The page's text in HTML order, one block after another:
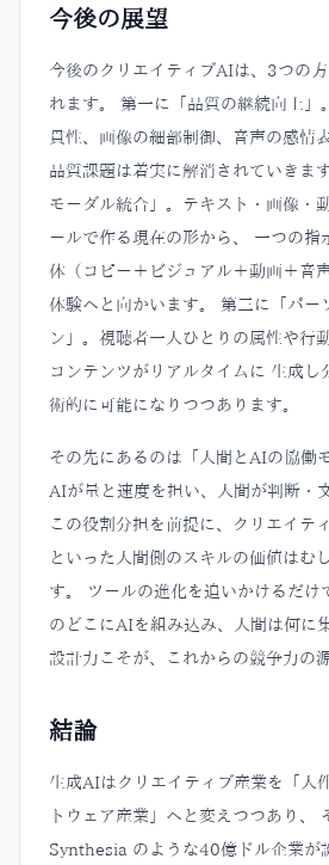
今後の展望
今後のクリエイティブAIは、3つの
れます。 第一に「品質の継続向上」
貫性、画像の細部制御、音声の感情
品質課題は着実に解消されていきま
モーダル統合」。テキスト・画像・
ールで作る現在の形から、 一つの指
体（コピー＋ビジュアル＋動画＋音
体験へと向かいます。 第三に「パー
ン」。視聴者一人ひとりの属性や行
コンテンツがリアルタイムに 生成し
術的に可能になりつつあります。
その先にあるのは「人間とAIの協働
AIが量と速度を担い、人間が判断
この役割分担を前提に、クリエイテ
といった人間側のスキルの価値はむ
す。 ツールの進化を追いかけるだけ
のどこにAIを組み込み、人間は何に
設計力こそが、これからの競争力の
結論
生成AIはクリエイティブ産業を「人
トウェア産業」へと変えつつあり、
Synthesia のような40億ドル企業が